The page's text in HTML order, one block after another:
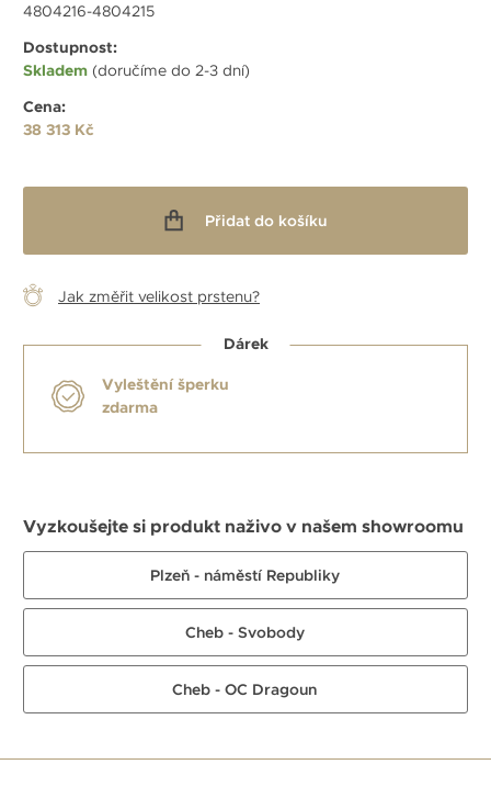
4804216-4804215
Dostupnost:
Skladem (doručíme do 2-3 dní)
Cena:
38 313 Kč
Přidat do košíku
Jak změřit velikost prstenu?
Dárek
Vyleštění šperku
zdarma
Vyzkoušejte si produkt naživo v našem showroomu
Plzeň - náměstí Republiky
Cheb - Svobody
Cheb - OC Dragoun